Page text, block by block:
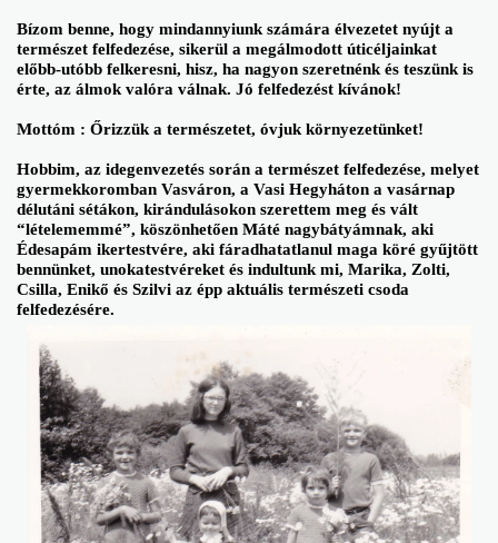
Bízom benne, hogy mindannyiunk számára élvezetet nyújt a
természet felfedezése, sikerül a megálmodott úticéljainkat
előbb-utóbb felkeresni, hisz, ha nagyon szeretnénk és teszünk is
érte, az álmok valóra válnak. Jó felfedezést kívánok!
Mottóm : Őrizzük a természetet, óvjuk környezetünket!
Hobbim, az idegenvezetés során a természet felfedezése, melyet
gyermekkoromban Vasváron, a Vasi Hegyháton a vasárnap
délutáni sétákon, kirándulásokon szerettem meg és vált
“lételememmé”, köszönhetően Máté nagybátyámnak, aki
Édesapám ikertestvére, aki fáradhatatlanul maga köré gyűjtött
bennünket, unokatestvéreket és indultunk mi, Marika, Zolti,
Csilla, Enikő és Szilvi az épp aktuális természeti csoda
felfedezésére.